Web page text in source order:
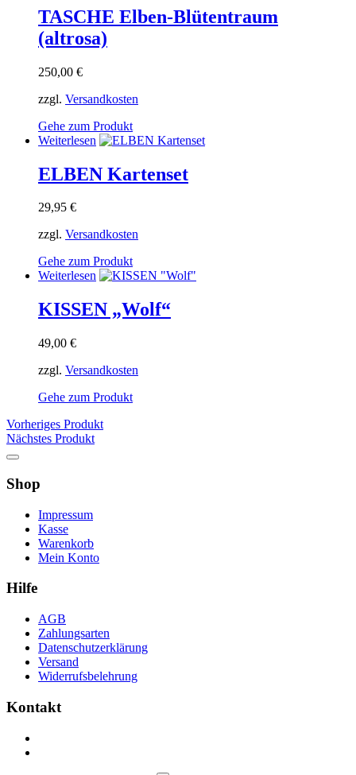
TASCHE Elben-Blütentraum
(altrosa)
250,00 €
zzgl. Versandkosten
Gehe zum Produkt
Weiterlesen
ELBEN Kartenset
29,95 €
zzgl. Versandkosten
Gehe zum Produkt
Weiterlesen
KISSEN „Wolf“
49,00 €
zzgl. Versandkosten
Gehe zum Produkt
Vorheriges Produkt
Nächstes Produkt
Shop
Impressum
Kasse
Warenkorb
Mein Konto
Hilfe
AGB
Zahlungsarten
Datenschutzerklärung
Versand
Widerrufsbelehrung
Kontakt